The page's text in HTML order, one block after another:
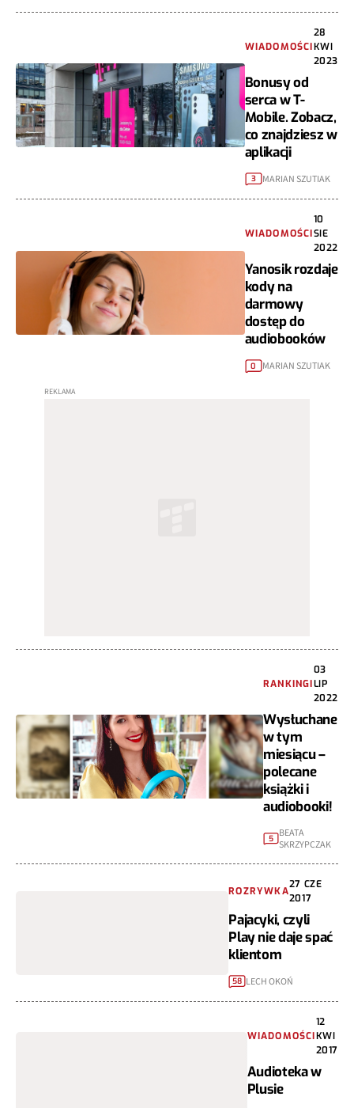
WIADOMOŚCI
28
KWI
2023
Bonusy od
serca w T-
Mobile. Zobacz,
co znajdziesz w
aplikacji
3 MARIAN SZUTIAK
WIADOMOŚCI
10
SIE
2022
Yanosik rozdaje
kody na
darmowy
dostęp do
audiobooków
0 MARIAN SZUTIAK
RANKINGI
03
LIP
2022
Wysłuchane
w tym
miesiącu –
polecane
książki i
audiobooki!
5 BEATA
SKRZYPCZAK
ROZRYWKA
27 CZE
2017
Pajacyki, czyli
Play nie daje spać
klientom
58 LECH OKOŃ
WIADOMOŚCI
12
KWI
2017
Audioteka w
Plusie